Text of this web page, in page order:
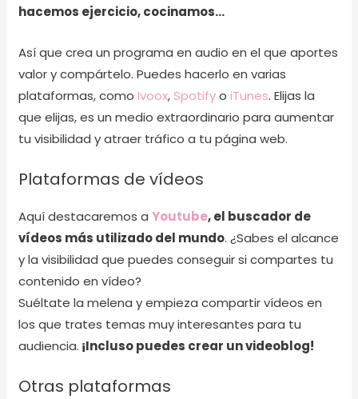
hacemos ejercicio, cocinamos…
Así que crea un programa en audio en el que aportes
valor y compártelo. Puedes hacerlo en varias
plataformas, comoIvoox, SpotifyoiTunes. Elijas la
que elijas, es un medio extraordinario para aumentar
tu visibilidad y atraer tráfico a tu página web.
Plataformas de vídeos
Aquí destacaremos aYoutube, el buscador de
vídeos más utilizado del mundo. ¿Sabes el alcance
y la visibilidad que puedes conseguir si compartes tu
contenido en vídeo?
Suéltate la melena y empieza compartir vídeos en
los que trates temas muy interesantes para tu
audiencia. ¡Incluso puedes crear un videoblog!
Otras plataformas